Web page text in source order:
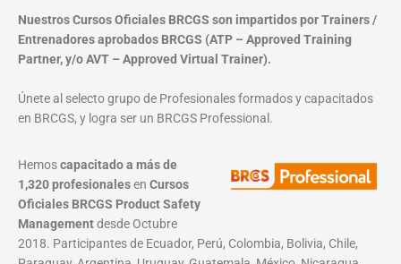
Nuestros Cursos Oficiales BRCGS son impartidos por Trainers /
Entrenadores aprobados BRCGS (ATP – Approved Training
Partner, y/o AVT – Approved Virtual Trainer).
Únete al selecto grupo de Profesionales formados y capacitados
en BRCGS, y logra ser un BRCGS Professional.
Hemoscapacitado a más de
1,320 profesionalesen Cursos
Oficiales BRCGS Product Safety
Managementdesde Octubre
2018. Participantes de Ecuador, Perú, Colombia, Bolivia, Chile,